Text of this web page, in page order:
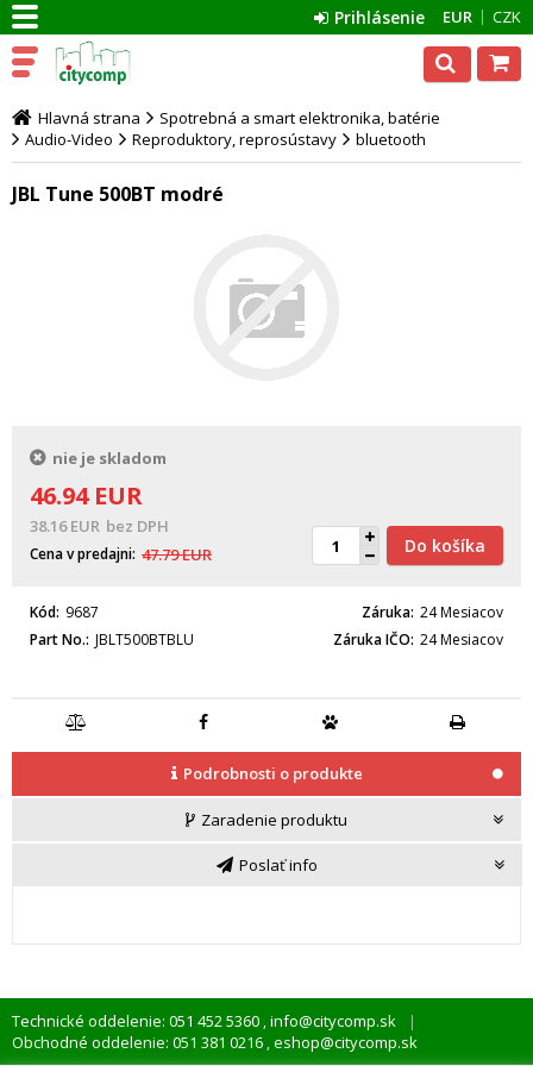
EUR CZK
Prihlásenie
Hlavná strana
Spotrebná a smart elektronika, batérie
Audio-Video
Reproduktory, reprosústavy bluetooth
JBL Tune 500BT modré
nie je skladom
46.94EUR
38.16EUR bez DPH
Cena v predajni 47.79EUR Do košíka
Kód 9687
Part No. JBLT500BTBLU
Záruka 24 Mesiacov
Záruka IČO 24 Mesiacov
Podrobnosti o produkte
Zaradenie produktu
Poslať info
Technické oddelenie: 051 452 5360 ,info@citycomp.sk
Obchodné oddelenie: 051 381 0216 ,eshop@citycomp.sk